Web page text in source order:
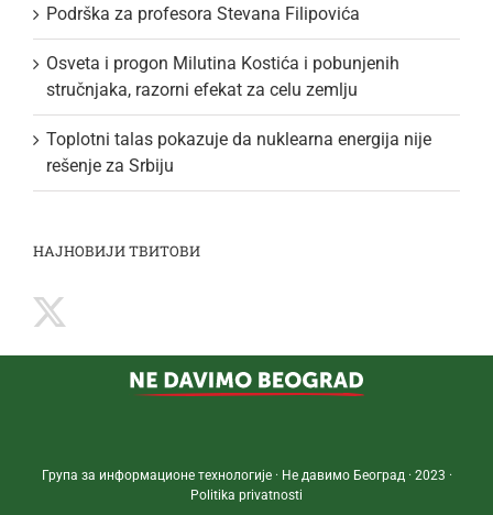
Podrška za profesora Stevana Filipovića
Osveta i progon Milutina Kostića i pobunjenih
stručnjaka, razorni efekat za celu zemlju
Toplotni talas pokazuje da nuklearna energija nije
rešenje za Srbiju
НАЈНОВИЈИ ТВИТОВИ
Група за информационе технологије · Не давимо Београд · 2023 ·
Politika privatnosti